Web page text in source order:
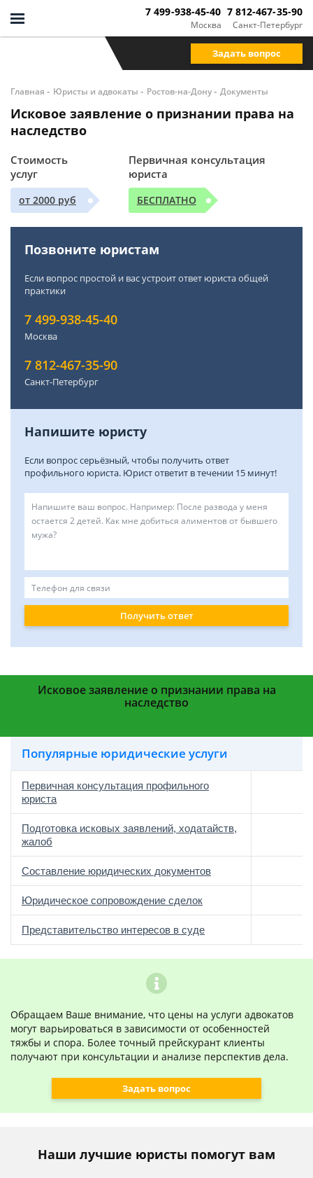
Москва
7 499-938-45-40
Санкт-Петербург
7 812-467-35-90
Задать вопрос
Главная - Юристы и адвокаты - Ростов-на-Дону- Документы
Исковое заявление о признании права на
наследство
Стоимость
услуг
от 2000 руб
Первичная консультация
юриста
БЕСПЛАТНО
Позвоните юристам
Если вопрос простой и вас устроит ответ юриста общей
практики
7 499-938-45-40
Москва
7 812-467-35-90
Санкт-Петербург
Напишите юристу
Если вопрос серьёзный, чтобы получить ответ
профильного юриста. Юрист ответит в течении 15 минут!
Получить ответ
Исковое заявление о признании права на
наследство
Популярные юридические услуги
Первичная консультация профильного
юриста
Подготовка исковых заявлений, ходатайств,
жалоб
Составление юридических документов
Юридическое сопровождение сделок
Представительство интересов в суде
Обращаем Ваше внимание, что цены на услуги адвокатов
могут варьироваться в зависимости от особенностей
тяжбы и спора. Более точный прейскурант клиенты
получают при консультации и анализе перспектив дела.
Задать вопрос
Наши лучшие юристы помогут вам